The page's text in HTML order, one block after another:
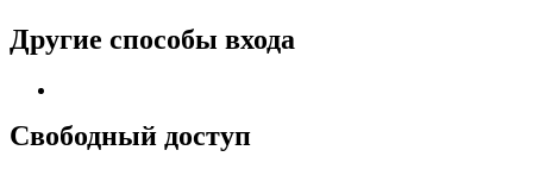
Другие способы входа
Свободный доступ